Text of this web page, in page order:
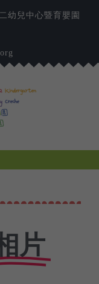
幼兒中心暨育嬰園
片